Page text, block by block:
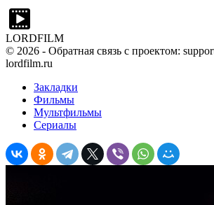
LORDFILM
© 2026 - Обратная связь с проектом:
lordfilm.ru
Закладки
Фильмы
Мультфильмы
Сериалы